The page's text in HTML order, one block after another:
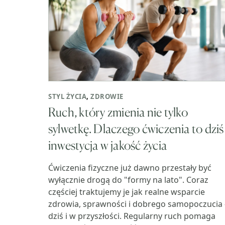
STYL ŻYCIA,ZDROWIE
Ruch, który zmienia nie tylko
sylwetkę. Dlaczego ćwiczenia to dziś
inwestycja w jakość życia
Ćwiczenia fizyczne już dawno przestały być
wyłącznie drogą do "formy na lato". Coraz
częściej traktujemy je jak realne wsparcie
zdrowia, sprawności i dobrego samopoczucia
dziś i w przyszłości. Regularny ruch pomaga